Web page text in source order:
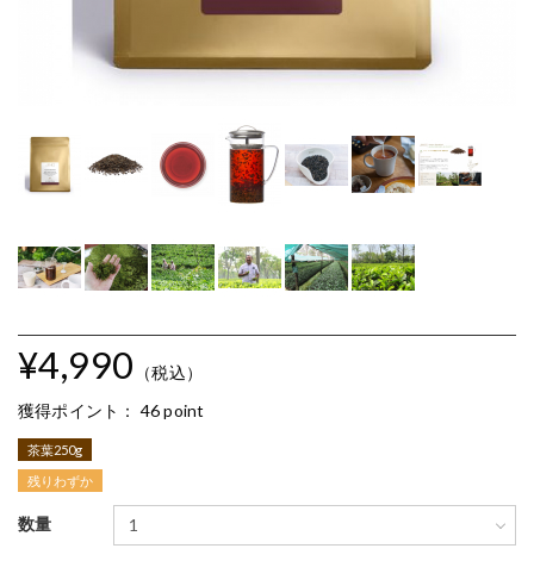
¥4,990 （税込）
獲得ポイント： 46 point
茶葉250g
残りわずか
数量